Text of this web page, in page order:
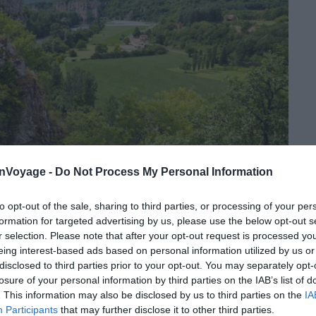
- Do Not Process My Personal Information
opt-out of the sale, sharing to third parties, or processing of your
for targeted advertising by us, please use the below opt-out
selection. Please note that after your opt-out request is processed
interest-based ads based on personal information utilized by us
to third parties prior to your opt-out. You may separately
of your personal information by third parties on the IAB’s list of
This information may also be disclosed by us to third parties on the
Participants that may further disclose it to other third parties.
Crédit photo : Shutterstock – Semmick Photo
Occitanie, le parc régional des Causses du
plusieurs vallées,Dordogne, Célé et du Lot, il
villages atypiques.